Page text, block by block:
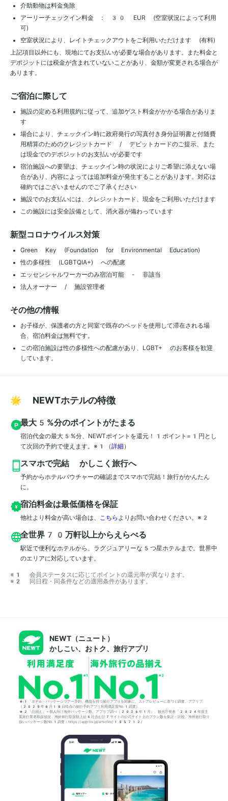
介助動物は料金免除
アーリーチェックイン料金 : 30 EUR (空室状況によって利用
可)
空室状況により、レイトチェックアウトをご利用いただけます (有料)
上記項目以外にも、現地にてお支払いが必要な場合があります。また料金と
デポジットには税金が含まれていないことがあり、金額が変更される場合が
あります。
ご宿泊に際して
施設の定める利用規約に従って、追加ゲスト料金がかかる場合がありま
す
場合により、チェックイン時に政府発行の写真付き身分証明書と付随費
用精算のためのクレジットカード / デビットカードのご提示、また
は現金でのデポジットのお支払いが必要です
宿泊施設への要望は、チェックイン時の状況によりご希望に添えない場
合があり、内容によっては追加料金が発生することがあります。対応は
確約ではございませんのでご了承ください
施設でのお支払いには、クレジットカード、現金をご利用いただけます
この施設には安全設備として、消火器が備わっています
新型コロナウイルス対策
Green Key (Foundation for Environmental Education)
性の多様性 (LGBTQIA+) への配慮
エッセンシャルワーカーのみ宿泊可能 - 非該当
法人オーナー / 施設管理者
その他の情報
お子様が、保護者の方と同室で既存のベッドを使用して滞在される場
合、宿泊料金は無料です。
この宿泊施設は性の多様性への配慮があり、LGBT+ のお客様を歓迎
しています。
🌟 NEWTホテルの特徴
最大5%分のポイントがたまる
宿泊代金の最大5%分、NEWTポイントを還元！1ポイント=1円とし
て次回の予約で使えます。※1
（詳細 ）
スマホで完結 かしこく旅行へ
予約からホテルバウチャーの確認までスマホで完結！旅行がかんたん
に。
宿泊料金は最低価格を保証
他社より料金が高い場合は、 こちら よりお問い合わせください。※2
全世界70万軒以上からえらべる
駅近で便利なホテルから、ラグジュアリーな5つ星ホテルまで。世界中
のエリアに対応しています。
※1 会員ステータスに応じてポイントの還元率が異なります。
※2 同日程・同条件などの適用条件があります。
NEWT（ニュート）
かしこい、おトク、旅行アプリ
*1「ホテル・パッケージツアー予約」機能を持つ旅行アプリを対象に、ストアレビューに基づく調査。アプリブ
（2025年6月18日時点の旅行予約アプリ利用満足度No.1調査）
*2「品揃え」＝個人向け海外パッケージ数。アプリブ調べ（2026年1月）。観光庁発表「2024年度主
要旅行業者取扱状況」海外旅行取扱額上位4社含む計7サイトの公式サイト上のプラン数を集計・比較。海外旅行取り
扱いパッケージ数No.1調査：https://app-liv.jp/articles/155712/